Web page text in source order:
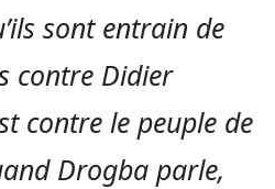
sont entrain de
contre Didier
contre le peuple de
Drogba parle,